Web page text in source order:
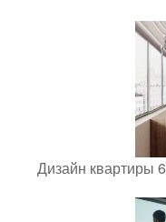
Дизайн квартиры